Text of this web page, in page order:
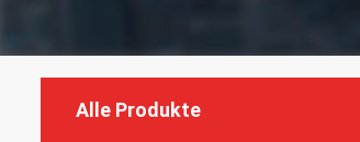
Alle Produkte